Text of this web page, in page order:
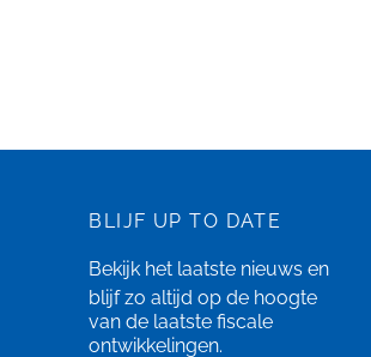
BLIJF UP TO DATE
Bekijk het laatste nieuws en
blijf zo altijd op de hoogte
van de laatste fiscale
ontwikkelingen.